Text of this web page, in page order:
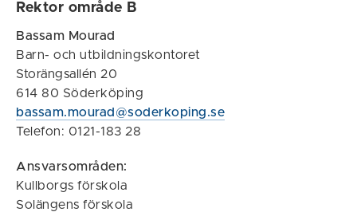
Rektor område B
Bassam Mourad
Barn- och utbildningskontoret
Storängsallén 20
614 80 Söderköping
bassam.mourad@soderkoping.se
Telefon: 0121-183 28
Ansvarsområden:
Kullborgs förskola
Solängens förskola